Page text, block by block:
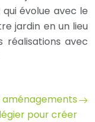
évolue avec le
jardin en un lieu
réalisations avec
aménagements
pour créer